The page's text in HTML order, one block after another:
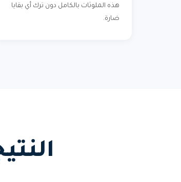
هذه الملوثات بالكامل دون ترك أي بقايا
ضارة.